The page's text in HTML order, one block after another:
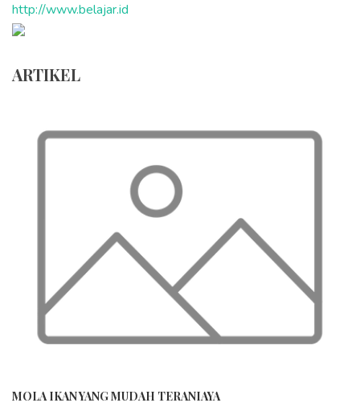
http://www.belajar.id
ARTIKEL
MOLA IKAN YANG MUDAH TERANIAYA